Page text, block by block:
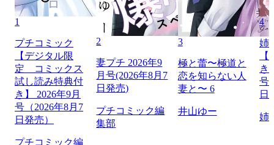
1
プチコミック
【デジタル限
定 コミックス
試し読み特典付
き】 2026年9月
号（2026年8月7
日発売）
プチコミック編
2
妻プチ 2026年9
月号(2026年8月7
日発売)
プチコミック編
集部
3
極と蕾〜極道と
恋を知らない人
妻と〜 6
井山ゆー
4
姉
き
号
日
姉